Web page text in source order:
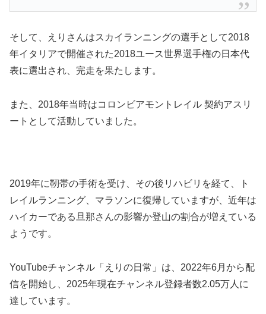
そして、えりさんはスカイランニングの選手として2018
年イタリアで開催された2018ユース世界選手権の日本代
表に選出され、完走を果たします。
また、2018年当時はコロンビアモントレイル 契約アスリ
ートとして活動していました。
2019年に靭帯の手術を受け、その後リハビリを経て、ト
レイルランニング、マラソンに復帰していますが、近年は
ハイカーである旦那さんの影響か登山の割合が増えている
ようです。
YouTubeチャンネル「えりの日常」は、2022年6月から配
信を開始し、2025年現在チャンネル登録者数2.05万人に
達しています。